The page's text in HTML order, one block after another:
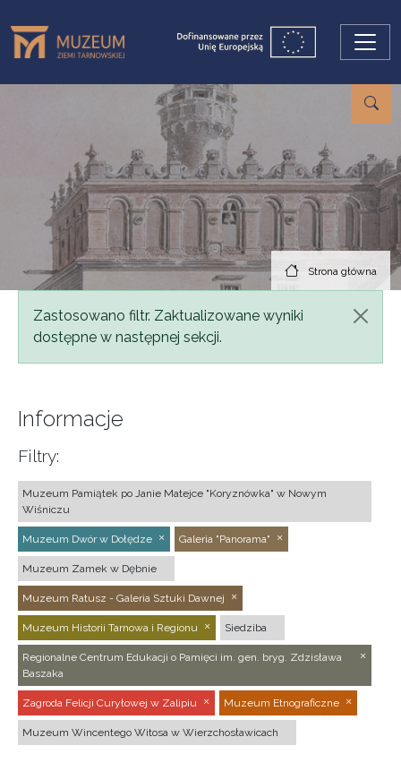
Strona główna
Komunikat
Zastosowano filtr. Zaktualizowane wyniki
dostępne w następnej sekcji.
Informacje
Filtry:
Muzeum Pamiątek po Janie Matejce "Koryznówka" w Nowym
Wiśniczu
Muzeum Dwór w Dołędze Galeria "Panorama"
Muzeum Zamek w Dębnie
Muzeum Ratusz - Galeria Sztuki Dawnej
Muzeum Historii Tarnowa i Regionu Siedziba
Regionalne Centrum Edukacji o Pamięci im. gen. bryg. Zdzisława
Baszaka
Zagroda Felicji Curyłowej w Zalipiu Muzeum Etnograficzne
Muzeum Wincentego Witosa w Wierzchosławicach